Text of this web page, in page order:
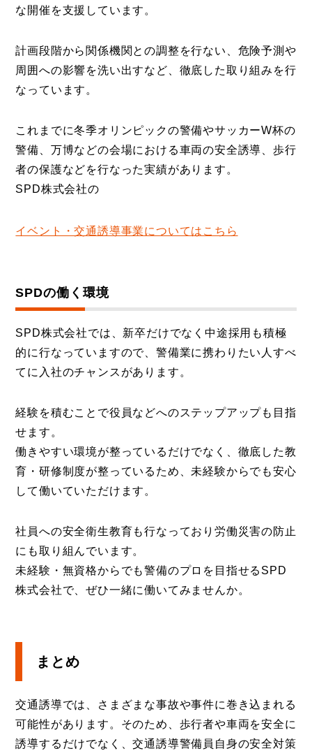
な開催を支援しています。
計画段階から関係機関との調整を行ない、危険予測や
周囲への影響を洗い出すなど、徹底した取り組みを行
なっています。
これまでに冬季オリンピックの警備やサッカーW杯の
警備、万博などの会場における車両の安全誘導、歩行
者の保護などを行なった実績があります。
SPD株式会社の
イベント・交通誘導事業についてはこちら
SPDの働く環境
SPD株式会社では、新卒だけでなく中途採用も積極
的に行なっていますので、警備業に携わりたい人すべ
てに入社のチャンスがあります。
経験を積むことで役員などへのステップアップも目指
せます。
働きやすい環境が整っているだけでなく、徹底した教
育・研修制度が整っているため、未経験からでも安心
して働いていただけます。
社員への安全衛生教育も行なっており労働災害の防止
にも取り組んでいます。
未経験・無資格からでも警備のプロを目指せるSPD
株式会社で、ぜひ一緒に働いてみませんか。
まとめ
交通誘導では、さまざまな事故や事件に巻き込まれる
可能性があります。そのため、歩行者や車両を安全に
誘導するだけでなく、交通誘導警備員自身の安全対策